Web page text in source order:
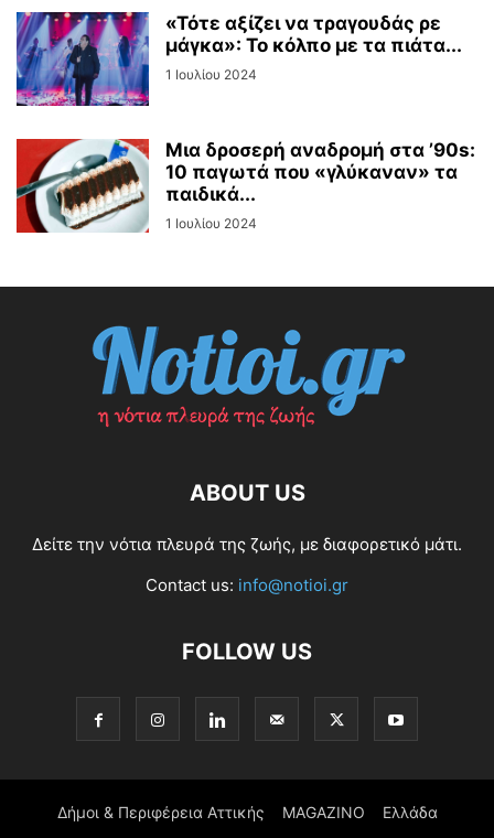
«Τότε αξίζει να τραγουδάς ρε
μάγκα»: Το κόλπο με τα πιάτα...
1 Ιουλίου 2024
Μια δροσερή αναδρομή στα ’90s:
10 παγωτά που «γλύκαναν» τα
παιδικά...
1 Ιουλίου 2024
ABOUT US
Δείτε την νότια πλευρά της ζωής, με διαφορετικό μάτι.
Contact us: info@notioi.gr
FOLLOW US
Δήμοι & Περιφέρεια Αττικής MAGAZINO Ελλάδα